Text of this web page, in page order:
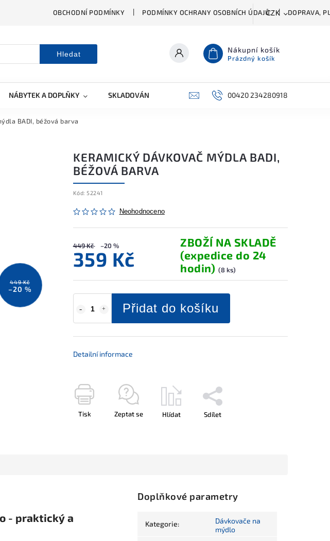
OBCHODNÍ PODMÍNKY PODMÍNKY OCHRANY OSOBNÍCH ÚDAJŮ DOPRAVA,
CZK
Hledat Nákupní košík
Prázdný košík
NÁBYTEK A DOPLŇKY SKLADOVÁNÍ A ČIŠTĚNÍ PŘÍSLUŠENSTVÍ
00420 234280918
BADI, béžová barva
449 Kč
–20 %
KERAMICKÝ DÁVKOVAČ MÝDLA BADI,
BÉŽOVÁ BARVA
Kód: 52241
Neohodnoceno
449 Kč –20 %
359 Kč
ZBOŽÍ NA SKLADĚ
(expedice do 24
hodin) (8 ks)
Přidat do košíku
Detailní informace
Tisk Zeptat se Hlídat Sdílet
- praktický a
Doplňkové parametry
Kategorie:
Dávkovače na
mýdlo